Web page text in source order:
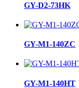
GY-D2-73HK
GY-M1-140ZC
GY-M1-140HT